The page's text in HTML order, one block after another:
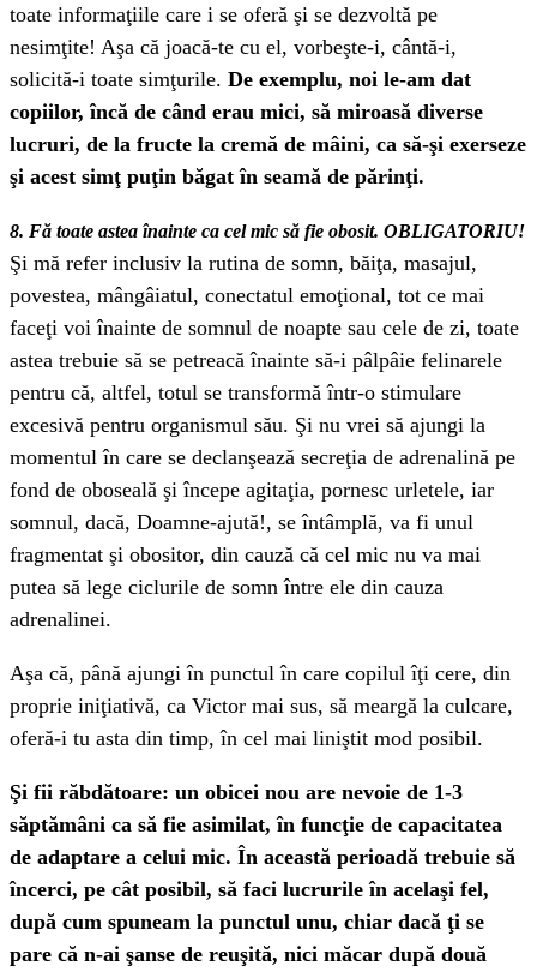
toate informaţiile care i se oferă şi se dezvoltă pe
nesimţite! Aşa că joacă-te cu el, vorbeşte-i, cântă-i,
solicită-i toate simţurile. De exemplu, noi le-am dat
copiilor, încă de când erau mici, să miroasă diverse
lucruri, de la fructe la cremă de mâini, ca să-şi exerseze
şi acest simţ puţin băgat în seamă de părinţi.
8. Fă toate astea înainte ca cel mic să fie obosit. OBLIGATORIU!
Şi mă refer inclusiv la rutina de somn, băiţa, masajul,
povestea, mângâiatul, conectatul emoţional, tot ce mai
faceţi voi înainte de somnul de noapte sau cele de zi, toate
astea trebuie să se petreacă înainte să-i pâlpâie felinarele
pentru că, altfel, totul se transformă într-o stimulare
excesivă pentru organismul său. Şi nu vrei să ajungi la
momentul în care se declanşează secreţia de adrenalină pe
fond de oboseală şi începe agitaţia, pornesc urletele, iar
somnul, dacă, Doamne-ajută!, se întâmplă, va fi unul
fragmentat şi obositor, din cauză că cel mic nu va mai
putea să lege ciclurile de somn între ele din cauza
adrenalinei.
Aşa că, până ajungi în punctul în care copilul îţi cere, din
proprie iniţiativă, ca Victor mai sus, să meargă la culcare,
oferă-i tu asta din timp, în cel mai liniştit mod posibil.
Şi fii răbdătoare: un obicei nou are nevoie de 1-3
săptămâni ca să fie asimilat, în funcţie de capacitatea
de adaptare a celui mic. În această perioadă trebuie să
încerci, pe cât posibil, să faci lucrurile în acelaşi fel,
după cum spuneam la punctul unu, chiar dacă ţi se
pare că n-ai şanse de reuşită, nici măcar după două